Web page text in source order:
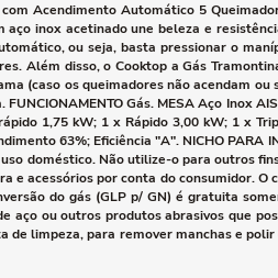
Acendimento Automático 5
inox acetinado une beleza e
ou seja, basta pressionar o
Além disso, o Cooktop a Gás
(caso os queimadores não acendam
Gás. MESA Aço Inox
1,75 kW; 1 x Rápido 3,00 kW; 1 x
63%; Eficiência "A". NICHO PARA
doméstico. Não utilize-o para outros
acessórios por conta do consumidor.
do gás (GLP p/ GN) é gratuita
ou outros produtos abrasivos que
limpeza, para remover manchas e